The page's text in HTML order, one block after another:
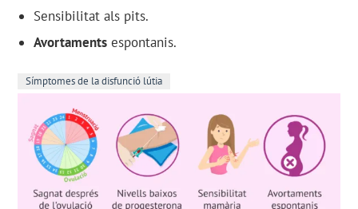
Sensibilitat als pits.
Avortaments espontanis.
Símptomes de la disfunció lútia